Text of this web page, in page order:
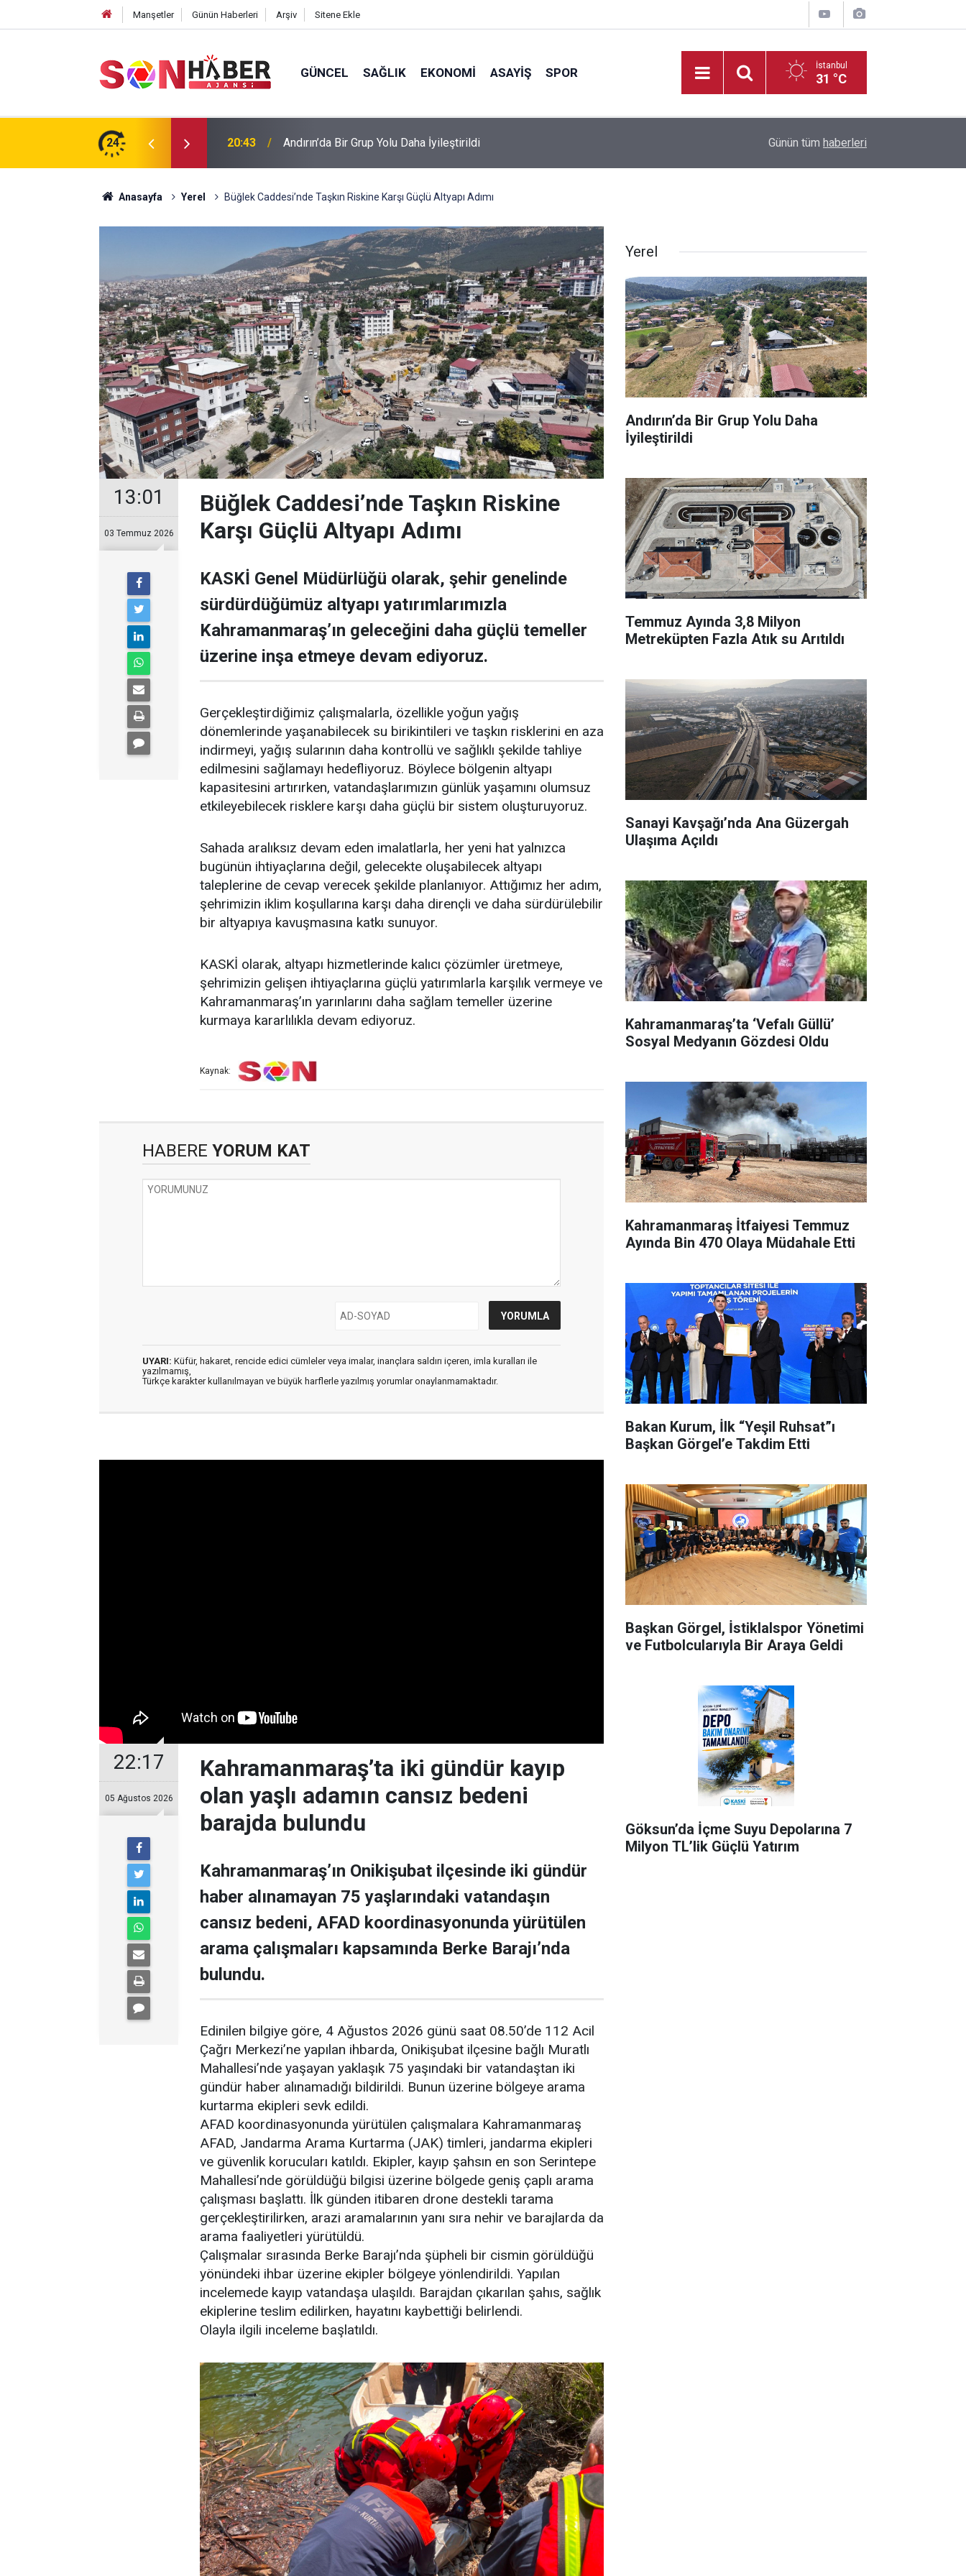
Manşetler Günün Haberleri Arşiv Sitene Ekle
GÜNCEL SAĞLIK EKONOMI ASAYIŞ SPOR İstanbul
31 °C
24
olan yaşlı adamın cansız bedeni barajda
20:43 Andırın’da Bir Grup Yolu Daha İyileştirildi Madrigal, Perşembe Günü KAFUM’da Sahne
Günün tüm haberleri
Anasayfa Yerel Büğlek Caddesi’nde Taşkın Riskine Karşı Güçlü Altyapı Adımı
13:01
03 Temmuz 2026
Büğlek Caddesi’nde Taşkın Riskine
Karşı Güçlü Altyapı Adımı
KASKİ Genel Müdürlüğü olarak, şehir genelinde
sürdürdüğümüz altyapı yatırımlarımızla
Kahramanmaraş’ın geleceğini daha güçlü temeller
üzerine inşa etmeye devam ediyoruz.
Gerçekleştirdiğimiz çalışmalarla, özellikle yoğun yağış
dönemlerinde yaşanabilecek su birikintileri ve taşkın risklerini en aza
indirmeyi, yağış sularının daha kontrollü ve sağlıklı şekilde tahliye
edilmesini sağlamayı hedefliyoruz. Böylece bölgenin altyapı
kapasitesini artırırken, vatandaşlarımızın günlük yaşamını olumsuz
etkileyebilecek risklere karşı daha güçlü bir sistem oluşturuyoruz.
Sahada aralıksız devam eden imalatlarla, her yeni hat yalnızca
bugünün ihtiyaçlarına değil, gelecekte oluşabilecek altyapı
taleplerine de cevap verecek şekilde planlanıyor. Attığımız her adım,
şehrimizin iklim koşullarına karşı daha dirençli ve daha sürdürülebilir
bir altyapıya kavuşmasına katkı sunuyor.
KASKİ olarak, altyapı hizmetlerinde kalıcı çözümler üretmeye,
şehrimizin gelişen ihtiyaçlarına güçlü yatırımlarla karşılık vermeye ve
Kahramanmaraş’ın yarınlarını daha sağlam temeller üzerine
kurmaya kararlılıkla devam ediyoruz.​
Kaynak:
HABERE YORUM KAT
UYARI: Küfür, hakaret, rencide edici cümleler veya imalar, inançlara saldırı içeren, imla kuralları ile
yazılmamış,
Türkçe karakter kullanılmayan ve büyük harflerle yazılmış yorumlar onaylanmamaktadır.
22:17
05 Ağustos 2026
Kahramanmaraş’ta iki gündür kayıp
olan yaşlı adamın cansız bedeni
barajda bulundu
Kahramanmaraş’ın Onikişubat ilçesinde iki gündür
haber alınamayan 75 yaşlarındaki vatandaşın
cansız bedeni, AFAD koordinasyonunda yürütülen
arama çalışmaları kapsamında Berke Barajı’nda
bulundu.
Edinilen bilgiye göre, 4 Ağustos 2026 günü saat 08.50’de 112 Acil
Çağrı Merkezi’ne yapılan ihbarda, Onikişubat ilçesine bağlı Muratlı
Mahallesi’nde yaşayan yaklaşık 75 yaşındaki bir vatandaştan iki
gündür haber alınamadığı bildirildi. Bunun üzerine bölgeye arama
kurtarma ekipleri sevk edildi.
AFAD koordinasyonunda yürütülen çalışmalara Kahramanmaraş
AFAD, Jandarma Arama Kurtarma (JAK) timleri, jandarma ekipleri
ve güvenlik korucuları katıldı. Ekipler, kayıp şahsın en son Serintepe
Mahallesi’nde görüldüğü bilgisi üzerine bölgede geniş çaplı arama
çalışması başlattı. İlk günden itibaren drone destekli tarama
gerçekleştirilirken, arazi aramalarının yanı sıra nehir ve barajlarda da
arama faaliyetleri yürütüldü.
Çalışmalar sırasında Berke Barajı’nda şüpheli bir cismin görüldüğü
yönündeki ihbar üzerine ekipler bölgeye yönlendirildi. Yapılan
incelemede kayıp vatandaşa ulaşıldı. Barajdan çıkarılan şahıs, sağlık
ekiplerine teslim edilirken, hayatını kaybettiği belirlendi.
Olayla ilgili inceleme başlatıldı.
Yerel
Andırın’da Bir Grup Yolu Daha
İyileştirildi
Temmuz Ayında 3,8 Milyon
Metreküpten Fazla Atık su Arıtıldı
Sanayi Kavşağı’nda Ana Güzergah
Ulaşıma Açıldı
Kahramanmaraş’ta ‘Vefalı Güllü’
Sosyal Medyanın Gözdesi Oldu
Kahramanmaraş İtfaiyesi Temmuz
Ayında Bin 470 Olaya Müdahale Etti
Bakan Kurum, İlk “Yeşil Ruhsat”ı
Başkan Görgel’e Takdim Etti
Başkan Görgel, İstiklalspor Yönetimi
ve Futbolcularıyla Bir Araya Geldi
Göksun’da İçme Suyu Depolarına 7
Milyon TL’lik Güçlü Yatırım